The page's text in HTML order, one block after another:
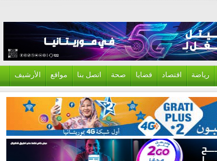
اقتصاد قضايا صحة اتصل بنا مواقع الأرشيف